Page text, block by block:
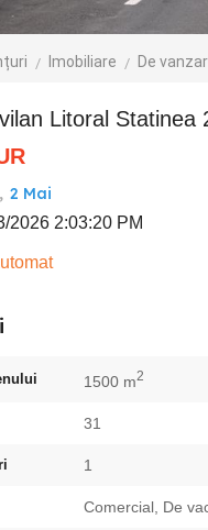
Imobiliare De
Litoral Statinea
, 2 Mai
2026 2:03:20 PM
1500 m2
31
1
Comercial, De